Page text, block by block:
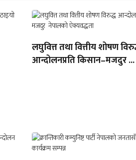
लघुवित्त तथा वित्तीय शोषण
आन्दोलनप्रति किसान–मजदुर ...